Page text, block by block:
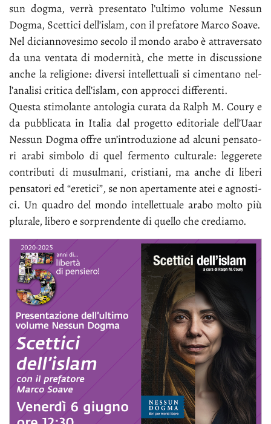
sun dog­ma, ver­rà pre­sen­ta­to l’ul­ti­mo vo­lu­me Nes­sun
Dog­ma, Scet­ti­ci del­l’i­slam, con il pre­fa­to­re Mar­co Soa­ve.
Nel di­cian­no­ve­si­mo se­co­lo il mon­do ara­bo è at­tra­ver­sa­to
da una ven­ta­ta di mo­der­ni­tà, che met­te in di­scus­sio­ne
an­che la re­li­gio­ne: di­ver­si in­tel­let­tua­li si ci­men­ta­no nel­
l’a­na­li­si cri­ti­ca del­l’i­slam, con ap­proc­ci dif­fe­ren­ti.
Que­sta sti­mo­lan­te an­to­lo­gia cu­ra­ta da Ral­ph M. Cou­ry e
da pub­bli­ca­ta in Ita­lia dal pro­get­to edi­to­ria­le del­l’Uaar
Nes­sun Dog­ma of­fre un’in­tro­du­zio­ne ad al­cu­ni pen­sa­to­
ri ara­bi sim­bo­lo di quel fer­men­to cul­tu­ra­le: leg­ge­re­te
con­tri­bu­ti di mu­sul­ma­ni, cri­stia­ni, ma an­che di li­be­ri
pen­sa­to­ri ed “ere­ti­ci”, se non aper­ta­men­te atei e agno­sti­
ci. Un qua­dro del mon­do in­tel­let­tua­le ara­bo mol­to più
plu­ra­le, li­be­ro e sor­pren­den­te di quel­lo che cre­dia­mo.